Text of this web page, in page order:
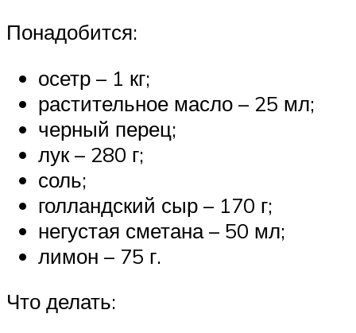
Понадобится:
осетр – 1 кг;
растительное масло – 25 мл;
черный перец;
лук – 280 г;
соль;
голландский сыр – 170 г;
негустая сметана – 50 мл;
лимон – 75 г.
Что делать: